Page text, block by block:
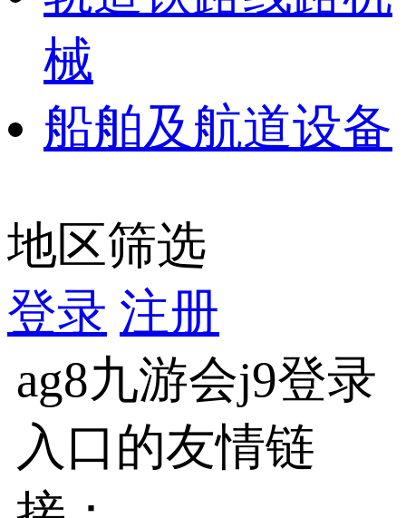
械
船舶及航道设备
地区筛选
登录 注册
ag8九游会j9登录
入口的友情链